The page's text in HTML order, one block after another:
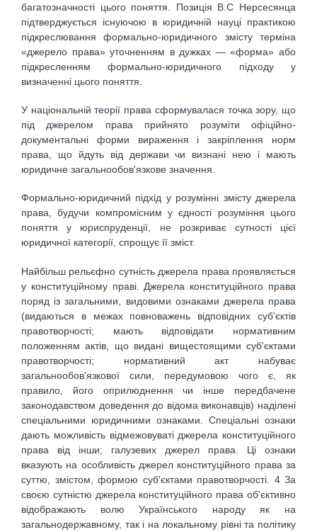
багатозначності цього поняття. Позиція В.С Нерсесянца
підтверджується існуючою в юридичній науці практикою
підкреслювання формально-юридичного змісту терміна
«джерело права» уточненням в дужках — «форма» або
підкресленням формально-юридичного підходу у
визначенні цього поняття.
У національній теорії права сформувалася точка зору, що
під джерелом права прийнято розуміти офіційно-
документальні форми вираження і закріплення норм
права, що йдуть від держави чи визнані нею і мають
юридичне загальнообов'язкове значення.
Формально-юридичний підхід у розумінні змісту джерела
права, будучи компромісним у єдності розуміння цього
поняття у юриспруденції, не розкриває сутності цієї
юридичної категорії, спрощує її зміст.
Найбільш рельєфно сутність джерела права проявляється
у конституційному праві. Джерела конституційного права
поряд із загальними, видовими ознаками джерела права
(видаються в межах повноважень відповідних суб'єктів
правотворчості; мають відповідати нормативним
положенням актів, що видані вищестоящими суб'єктами
правотворчості; нормативний акт набуває
загальнообов'язкової сили, передумовою чого є, як
правило, його оприлюднення чи інше передбачене
законодавством доведення до відома виконавців) наділені
спеціальними юридичними ознаками. Спеціальні ознаки
дають можливість відмежовуваті джерела конституційного
права від інши; галузевих джерел права. Ці ознаки
вказують на особливість джерел конституційного права за
суттю, змістом, формою суб'єктами правотворчості. 4 За
своєю сутністю джерела конституційного права об'єктивно
відображають волю Українського народу як на
загальнодержавному, так і на локальному рівні та політику